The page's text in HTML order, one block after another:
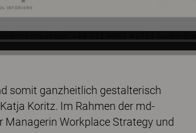
somit ganzheitlich gestalterisch
Koritz. Im Rahmen der md-
Workplace Strategy und